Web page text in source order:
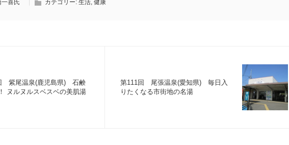
一喜氏 カテゴリー: 生活, 健康
紫尾温泉(鹿児島県) 石鹸
ヌルヌルスベスベの美肌湯
第111回 尾張温泉(愛知県) 毎日入
りたくなる市街地の名湯